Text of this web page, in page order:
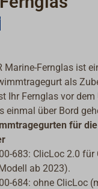
Marine-Fernglas ist
als
Ihr Fernglas vor dem
einmal über Bord
für
683: ClicLoc 2.0 für
ab 2023).
684: ohne ClicLoc